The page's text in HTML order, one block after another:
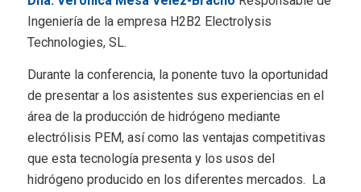
Ingeniería de la empresa H2B2 Electrolysis
Technologies, SL.
Durante la conferencia, la ponente tuvo la oportunidad
de presentar a los asistentes sus experiencias en el
área de la producción de hidrógeno mediante
electrólisis PEM, así como las ventajas competitivas
que esta tecnología presenta y los usos del
hidrógeno producido en los diferentes mercados. La